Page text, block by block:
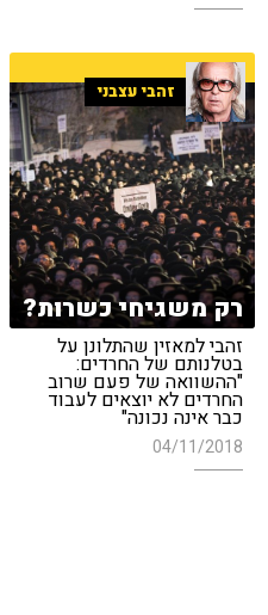
זהבי עצבני
רק משגיחי כשרות?
זהבי למאזין שהתלונן על
בטלנותם של החרדים:
"ההשוואה של פעם שרוב
החרדים לא יוצאים לעבוד
כבר אינה נכונה"
04/11/2018